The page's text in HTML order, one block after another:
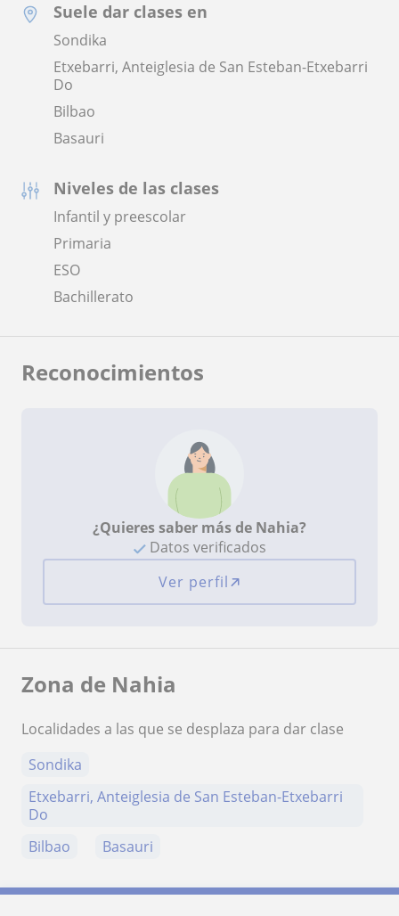
Suele dar clases en
Sondika
Etxebarri, Anteiglesia de San Esteban-Etxebarri
Do
Bilbao
Basauri
Niveles de las clases
Infantil y preescolar
Primaria
ESO
Bachillerato
Reconocimientos
¿Quieres saber más de Nahia?
Datos verificados
Ver perfil
Zona de Nahia
Localidades a las que se desplaza para dar clase
Sondika
Etxebarri, Anteiglesia de San Esteban-Etxebarri
Do
Bilbao
Basauri